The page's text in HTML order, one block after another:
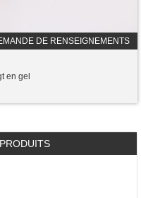
DE RENSEIGNEMENTS
en gel